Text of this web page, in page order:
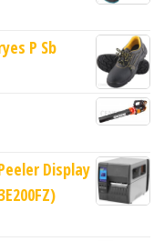
P Sb
Display